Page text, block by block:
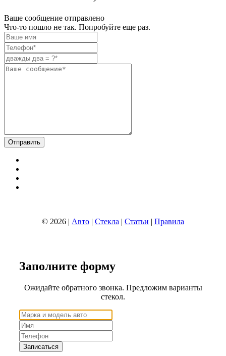
Ваше сообщение отправлено
Что-то пошло не так. Попробуйте еще раз.
© 2026 | Авто | Стекла | Статьи | Правила
Заполните форму
Ожидайте обратного звонка. Предложим варианты
стекол.